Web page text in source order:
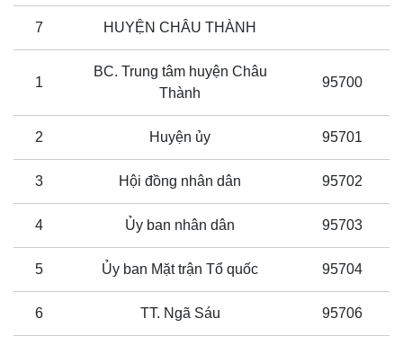
7 HUYỆN CHÂU THÀNH
1
BC. Trung tâm huyện Châu
Thành
95700
2 Huyện ủy 95701
3 Hội đồng nhân dân 95702
4 Ủy ban nhân dân 95703
5 Ủy ban Mặt trận Tổ quốc 95704
6 TT. Ngã Sáu 95706